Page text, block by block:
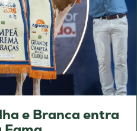
e Branca entra